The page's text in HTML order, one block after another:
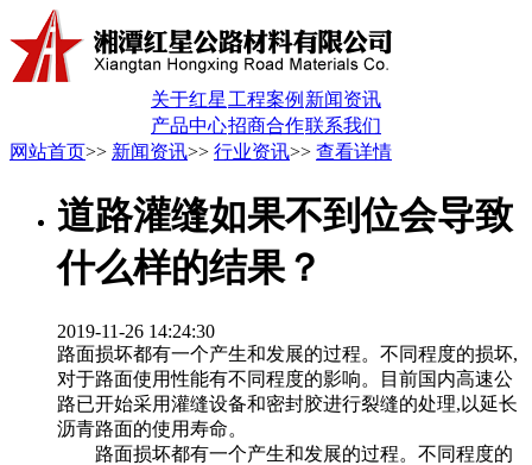
关于红星 工程案例 新闻资讯
产品中心招商合作联系我们
网站首页>> 新闻资讯>> 行业资讯>> 查看详情
道路灌缝如果不到位会导致
什么样的结果？
2019-11-26 14:24:30
路面损坏都有一个产生和发展的过程。不同程度的损坏,
对于路面使用性能有不同程度的影响。目前国内高速公
路已开始采用灌缝设备和密封胶进行裂缝的处理,以延长
沥青路面的使用寿命。
路面损坏都有一个产生和发展的过程。不同程度的